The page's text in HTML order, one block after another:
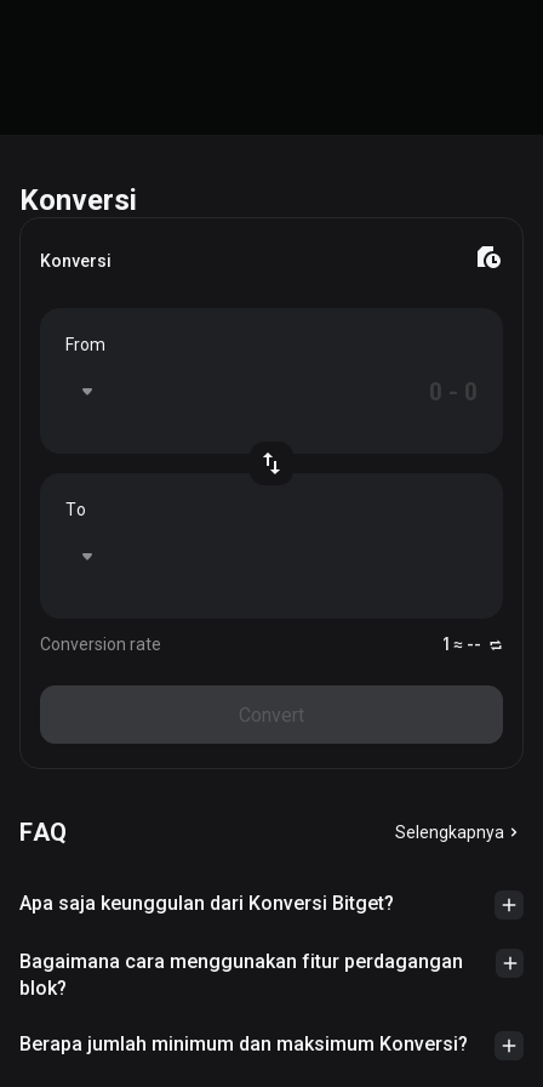
Konversi
Konversi
From
To
Conversion rate 1 ≈ --
Convert
FAQ Selengkapnya
Apa saja keunggulan dari Konversi Bitget?
Bagaimana cara menggunakan fitur perdagangan
blok?
Berapa jumlah minimum dan maksimum Konversi?